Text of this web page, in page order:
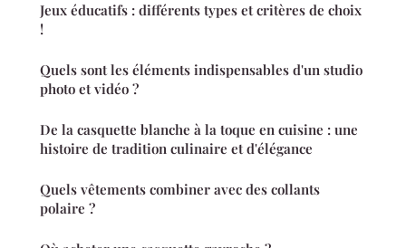
Jeux éducatifs : différents types et critères de choix
!
Quels sont les éléments indispensables d'un studio
photo et vidéo ?
De la casquette blanche à la toque en cuisine : une
histoire de tradition culinaire et d'élégance
Quels vêtements combiner avec des collants
polaire ?